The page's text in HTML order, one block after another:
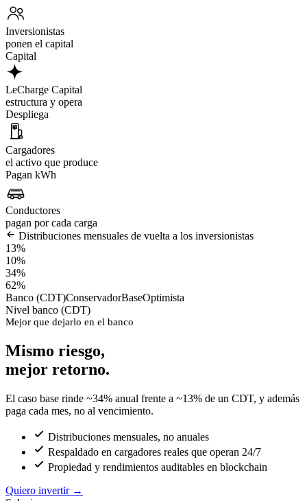
Inversionistas
ponen el capital
Capital
LeCharge Capital
estructura y opera
Despliega
Cargadores
el activo que produce
Pagan kWh
Conductores
pagan por cada carga
Distribuciones mensuales de vuelta a los inversionistas
13%
10%
34%
62%
Banco (CDT)ConservadorBaseOptimista
Nivel banco (CDT)
Mejor que dejarlo en el banco
Mismo riesgo,
mejor retorno.
El caso base rinde ~34% anual frente a ~13% de un CDT, y además
paga cada mes, no al vencimiento.
Distribuciones mensuales, no anuales
Respaldado en cargadores reales que operan 24/7
Propiedad y rendimientos auditables en blockchain
Quiero invertir →